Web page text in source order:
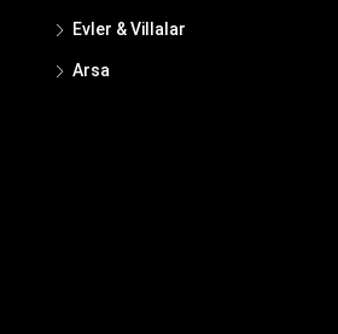
Evler & Villalar
Arsa